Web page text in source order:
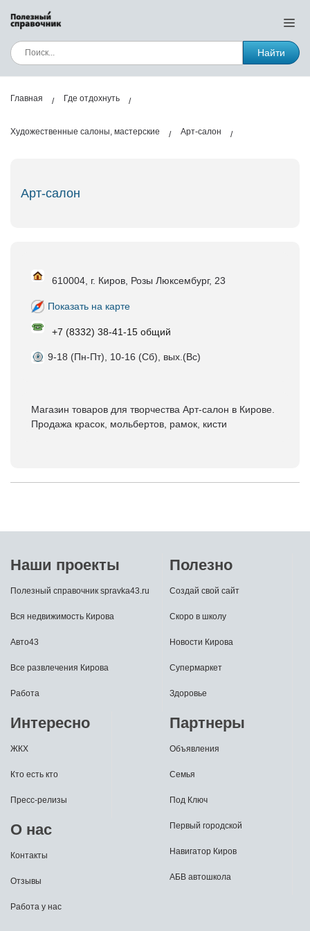
Найти
Главная Где отдохнуть
Художественные салоны, мастерские Арт-салон
Арт-салон
610004, г. Киров, Розы Люксембург, 23
Показать на карте
+7 (8332) 38-41-15 общий
9-18 (Пн-Пт), 10-16 (Сб), вых.(Вс)
Магазин товаров для творчества Арт-салон в Кирове.
Продажа красок, мольбертов, рамок, кисти
Наши проекты
Полезный справочник spravka43.ru
Вся недвижимость Кирова
Авто43
Все развлечения Кирова
Работа
Полезно
Создай свой сайт
Скоро в школу
Новости Кирова
Супермаркет
Здоровье
Интересно
ЖКХ
Кто есть кто
Пресс-релизы
О нас
Контакты
Отзывы
Работа у нас
Партнеры
Объявления
Семья
Под Ключ
Первый городской
Навигатор Киров
АБВ автошкола